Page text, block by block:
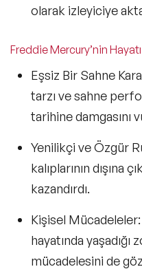
olarak izleyiciye
Freddie Mercury’nin
Eşsiz Bir Sahne
tarzı ve sahne
tarihine damgasını
Yenilikçi ve Özgür
kalıplarının dışına
kazandırdı.
Kişisel Mücadeleler:
hayatında yaşadığı
mücadelesini de